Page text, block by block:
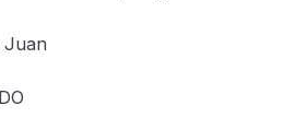
Juan